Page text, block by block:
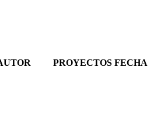
PROYECTOS FECHA